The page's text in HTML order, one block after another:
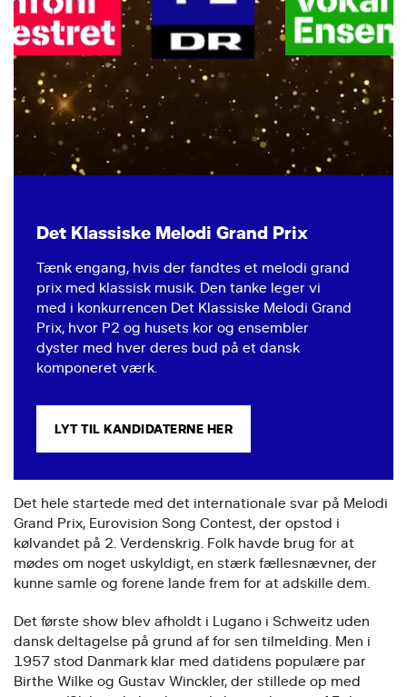
Det Klassiske Melodi Grand Prix
Tænk engang, hvis der fandtes et melodi grand
prix med klassisk musik. Den tanke leger vi
med i konkurrencen Det Klassiske Melodi Grand
Prix, hvor P2 og husets kor og ensembler
dyster med hver deres bud på et dansk
komponeret værk.
LYT TIL KANDIDATERNE HER
Det hele startede med det internationale svar på Melodi
Grand Prix, Eurovision Song Contest, der opstod i
kølvandet på 2. Verdenskrig. Folk havde brug for at
mødes om noget uskyldigt, en stærk fællesnævner, der
kunne samle og forene lande frem for at adskille dem.
Det første show blev afholdt i Lugano i Schweitz uden
dansk deltagelse på grund af for sen tilmelding. Men i
1957 stod Danmark klar med datidens populære par
Birthe Wilke og Gustav Winckler, der stillede op med